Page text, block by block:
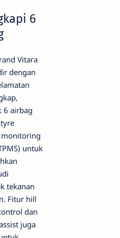
6
Vitara
dengan
6 airbag
monitoring
untuk
tekanan
Fitur hill
dan
juga